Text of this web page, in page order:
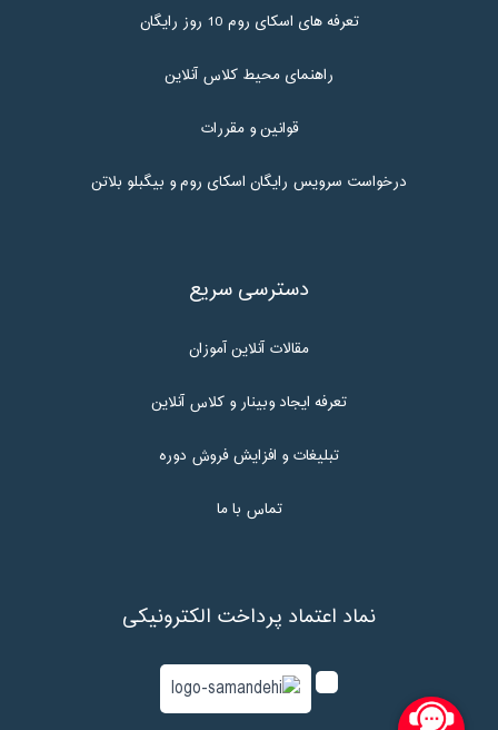
تعرفه های اسکای روم 10 روز رایگان
راهنمای محیط کلاس آنلاین
قوانین و مقررات
درخواست سرویس رایگان اسکای روم و بیگبلو بلاتن
دسترسی سریع
مقالات آنلاین آموزان
تعرفه ایجاد وبینار و کلاس آنلاین
تبلیغات و افزایش فروش دوره
تماس با ما
نماد اعتماد پرداخت الکترونیکی